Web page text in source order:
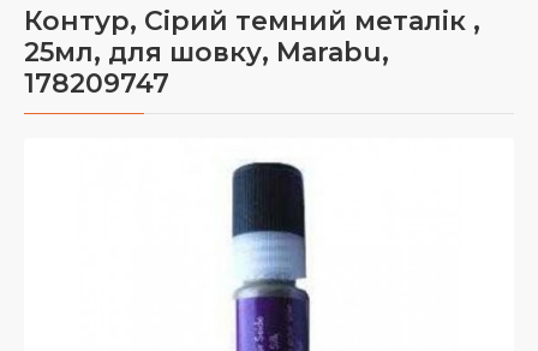
Контур, Сірий темний металік ,
25мл, для шовку, Marabu,
178209747